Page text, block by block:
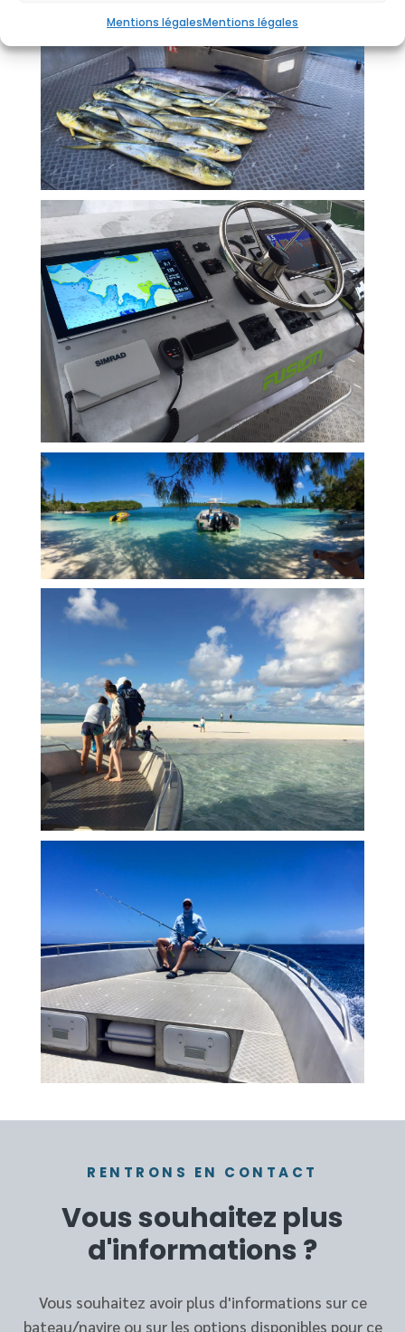
Mentions légalesMentions légales
RENTRONS EN CONTACT
Vous souhaitez plus
d'informations ?
Vous souhaitez avoir plus d'informations sur ce
bateau/navire ou sur les options disponibles pour ce